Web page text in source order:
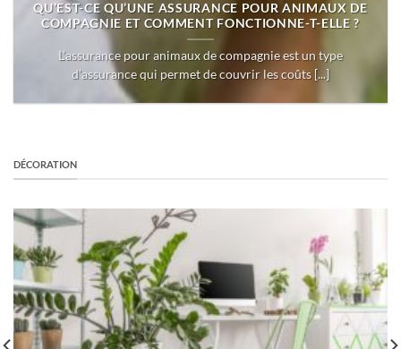
QU’EST-CE QU’UNE ASSURANCE POUR ANIMAUX DE
COMPAGNIE ET COMMENT FONCTIONNE-T-ELLE ?
L’assurance pour animaux de compagnie est un type
d’assurance qui permet de couvrir les coûts [...]
DÉCORATION